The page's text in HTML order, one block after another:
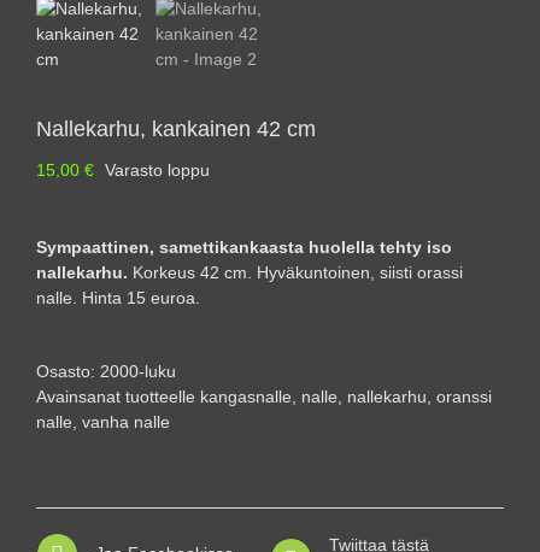
Nallekarhu, kankainen 42 cm
15,00 € Varasto loppu
Sympaattinen, samettikankaasta huolella tehty iso
nallekarhu. Korkeus 42 cm. Hyväkuntoinen, siisti orassi
nalle. Hinta 15 euroa.
Osasto: 2000-luku
Avainsanat tuotteelle kangasnalle, nalle, nallekarhu, oranssi
nalle, vanha nalle
Twiittaa tästä